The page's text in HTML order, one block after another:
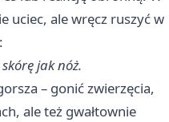
uciec, ale wręcz ruszyć w
jak nóż.
– gonić zwierzęcia,
ale też gwałtownie